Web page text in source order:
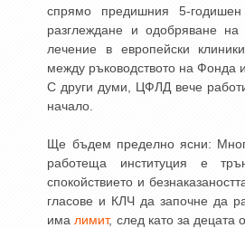
спрямо предишния 5-
разглеждане и одобряване на
лечение в европейски
между ръководството на Фонда
С други думи, ЦФЛД вече
начало.
Ще бъдем пределно ясни:
работеща институция е
спокойствието и
гласове и КЛЧ да започне да
има лимит, след като за децата